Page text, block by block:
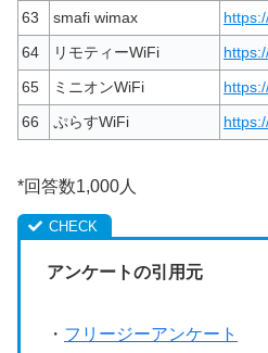
63
smafi wimax
64
リモティーWiFi
65
ミニオンWiFi
66
ぷらすWiFi
*回答数1,000人
アンケートの引用元
・ フリージーアンケート